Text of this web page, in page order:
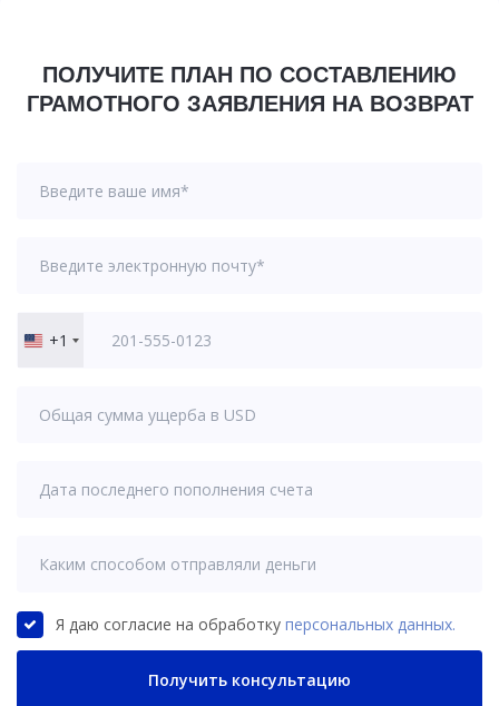
ПОЛУЧИТЕ ПЛАН ПО СОСТАВЛЕНИЮ
ГРАМОТНОГО ЗАЯВЛЕНИЯ НА ВОЗВРАТ
United
+1
Я даю согласие на обработку персональных данных.
Получить консультацию